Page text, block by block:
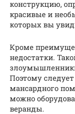
конструкцию,
красивые и
которых вы
Кроме
недостатки.
Поэтому
мансардного
можно
веранды.